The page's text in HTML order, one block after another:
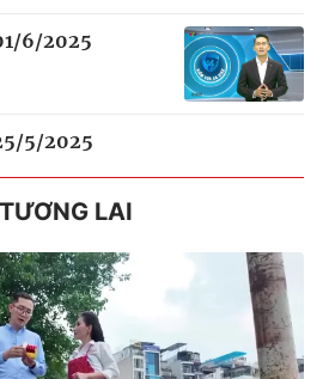
6/2025
5/2025
LAI